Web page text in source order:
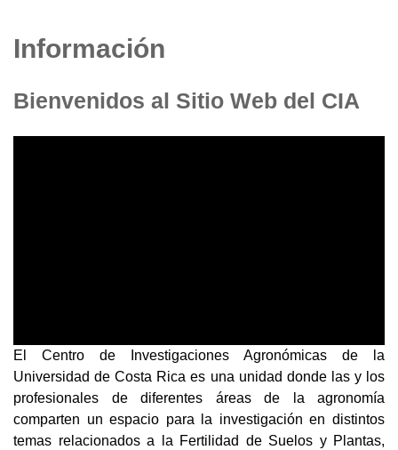
Información
Bienvenidos al Sitio Web del CIA
El Centro de Investigaciones Agronómicas de la
Universidad de Costa Rica es una unidad donde las y los
profesionales de diferentes áreas de la agronomía
comparten un espacio para la investigación en distintos
temas relacionados a la Fertilidad de Suelos y Plantas,